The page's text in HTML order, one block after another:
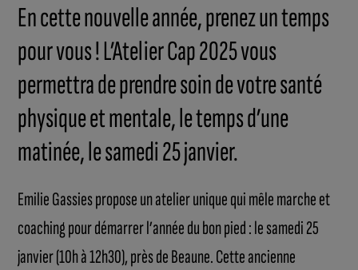
En cette nouvelle année, prenez un temps
pour vous ! L’Atelier Cap 2025 vous
permettra de prendre soin de votre santé
physique et mentale, le temps d’une
matinée, le samedi 25 janvier.
Emilie Gassies propose un atelier unique qui mêle marche et
coaching pour démarrer l’année du bon pied : le samedi 25
janvier (10h à 12h30), près de Beaune. Cette ancienne